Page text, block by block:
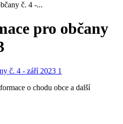
č. 4 -...
pro občany
o chodu obce a další